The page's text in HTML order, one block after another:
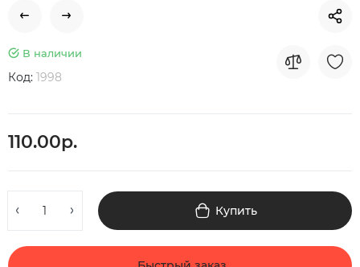
В наличии
Код: 1998
110.00р.
Купить